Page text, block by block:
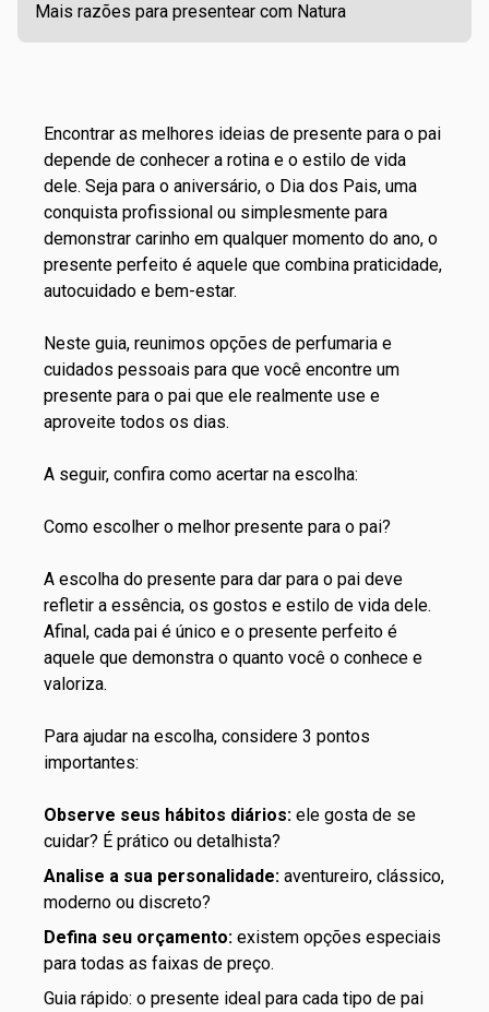
Mais razões para presentear com Natura
Encontrar as melhores ideias de presente para o pai
depende de conhecer a rotina e o estilo de vida
dele. Seja para o aniversário, o Dia dos Pais, uma
conquista profissional ou simplesmente para
demonstrar carinho em qualquer momento do ano, o
presente perfeito é aquele que combina praticidade,
autocuidado e bem-estar.
Neste guia, reunimos opções de perfumaria e
cuidados pessoais para que você encontre um
presente para o pai que ele realmente use e
aproveite todos os dias.
A seguir, confira como acertar na escolha:
Como escolher o melhor presente para o pai?
A escolha do presente para dar para o pai deve
refletir a essência, os gostos e estilo de vida dele.
Afinal, cada pai é único e o presente perfeito é
aquele que demonstra o quanto você o conhece e
valoriza.
Para ajudar na escolha, considere 3 pontos
importantes:
Observe seus hábitos diários: ele gosta de se
cuidar? É prático ou detalhista?
Analise a sua personalidade: aventureiro, clássico,
moderno ou discreto?
Defina seu orçamento: existem opções especiais
para todas as faixas de preço.
Guia rápido: o presente ideal para cada tipo de pai